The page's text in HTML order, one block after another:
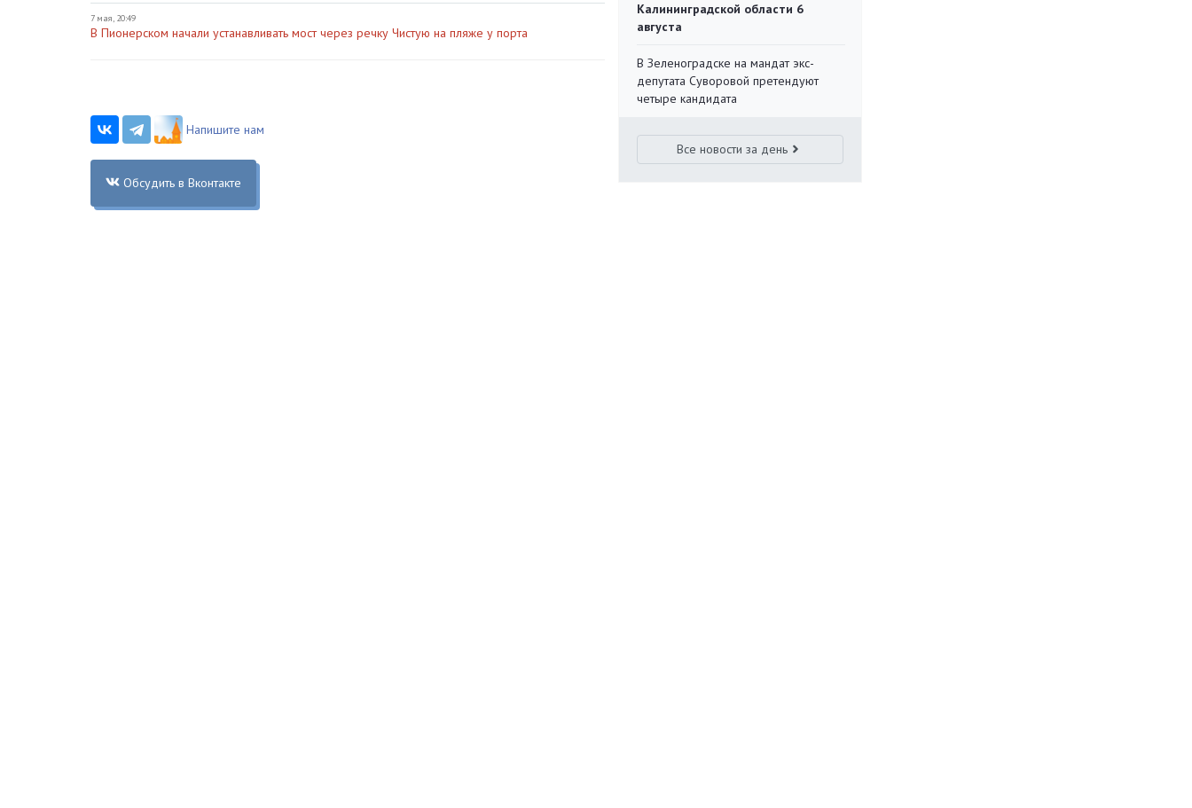
7 мая, 20:49
В Пионерском начали устанавливать мост через речку Чистую на пляже у порта
Напишите нам
Обсудить в Вконтакте
Калининградской области 6
августа
В Зеленоградске на мандат экс-
депутата Суворовой претендуют
четыре кандидата
Все новости за день